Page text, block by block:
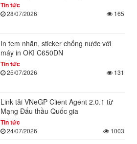
Tin tức
28/07/2026 165
In tem nhãn, sticker chống nước với
máy in OKI C650DN
Tin tức
25/07/2026 131
Link tải VNeGP Client Agent 2.0.1 từ
Mạng Đấu thầu Quốc gia
Tin tức
24/07/2026 1003